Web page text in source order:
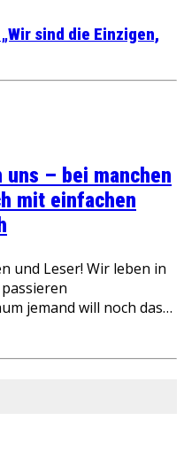
sind die Einzigen,
– bei manchen
mit einfachen
und Leser! Wir leben in
jemand will noch das…